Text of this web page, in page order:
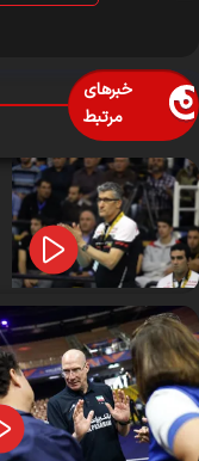
خبرهای
مرتبط